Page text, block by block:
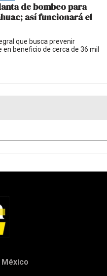
de bombeo para
así funcionará el
que busca prevenir
beneficio de cerca de 36 mil
México